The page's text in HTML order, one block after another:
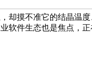
却摸不准它的结晶温
软件生态也是焦点，